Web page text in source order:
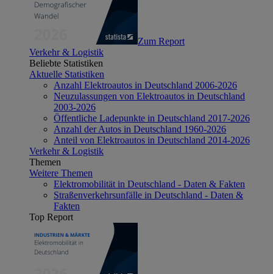
Zum Report
Verkehr & Logistik
Beliebte Statistiken
Aktuelle Statistiken
Anzahl Elektroautos in Deutschland 2006-2026
Neuzulassungen von Elektroautos in Deutschland
2003-2026
Öffentliche Ladepunkte in Deutschland 2017-2026
Anzahl der Autos in Deutschland 1960-2026
Anteil von Elektroautos in Deutschland 2014-2026
Verkehr & Logistik
Themen
Weitere Themen
Elektromobilität in Deutschland - Daten & Fakten
Straßenverkehrsunfälle in Deutschland - Daten &
Fakten
Top Report